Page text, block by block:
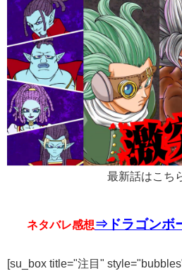
最新話はこち
ネタバレ感想⇒ドラゴンボ
[su_box title="注目"